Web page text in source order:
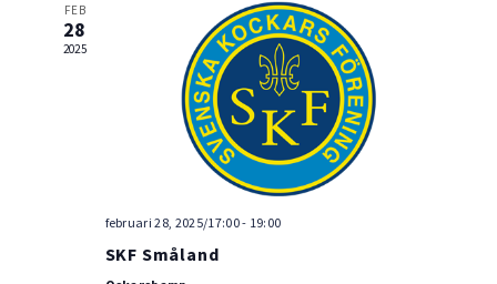
FEB
28
2025
februari 28, 2025/17:00- 19:00
SKF Småland